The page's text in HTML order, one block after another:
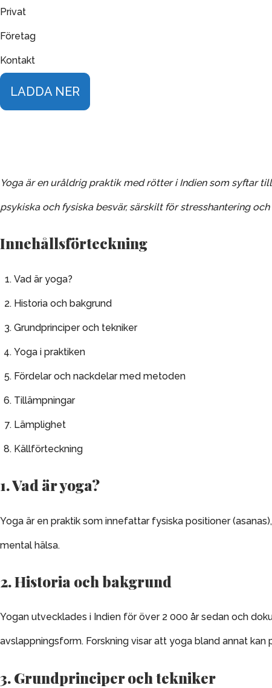
Privat
Företag
Kontakt
LADDA NER
Yoga är en uråldrig praktik med rötter i Indien som syftar
psykiska och fysiska besvär, särskilt för stresshantering
Innehållsförteckning
Vad är yoga?
Historia och bakgrund
Grundprinciper och tekniker
Yoga i praktiken
Fördelar och nackdelar med metoden
Tillämpningar
Lämplighet
Källförteckning
1. Vad är yoga?
Yoga är en praktik som innefattar fysiska positioner
mental hälsa.
2. Historia och bakgrund
Yogan utvecklades i Indien för över 2 000 år sedan och
avslappningsform. Forskning visar att yoga bland annat
3. Grundprinciper och tekniker